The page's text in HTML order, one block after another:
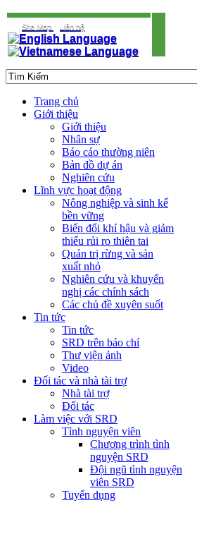
Site Map Liên hệ
Trang chủ
Giới thiệu
Giới thiệu
Nhân sự
Báo cáo thường niên
Bản đồ dự án
Nghiên cứu
Lĩnh vực hoạt động
Nông nghiệp và sinh kế
bền vững
Biến đổi khí hậu và giảm
thiểu rủi ro thiên tai
Quản trị rừng và sản
xuất nhỏ
Nghiên cứu và khuyến
nghị các chính sách
Các chủ đề xuyên suốt
Tin tức
Tin tức
SRD trên báo chí
Thư viện ảnh
Video
Đối tác và nhà tài trợ
Nhà tài trợ
Đối tác
Làm việc với SRD
Tình nguyện viên
Chương trình tình
nguyện SRD
Đội ngũ tình nguyện
viên SRD
Tuyển dụng